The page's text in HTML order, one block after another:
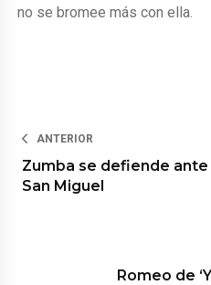
no se bromee más con ella.
ANTERIOR
Zumba se defiende
San Miguel
Romeo de